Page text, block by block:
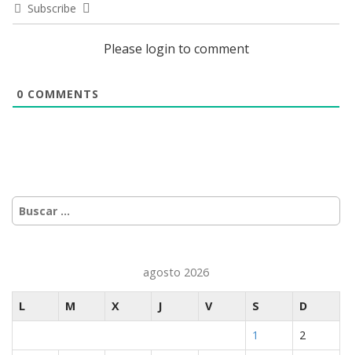
Subscribe
Please login to comment
0 COMMENTS
Buscar:
agosto 2026
L M X J V S
D
1
2